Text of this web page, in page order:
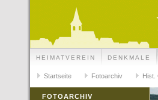
HEIMATVEREIN DENKMALE
Startseite Fotoarchiv Hist.
FOTOARCHIV